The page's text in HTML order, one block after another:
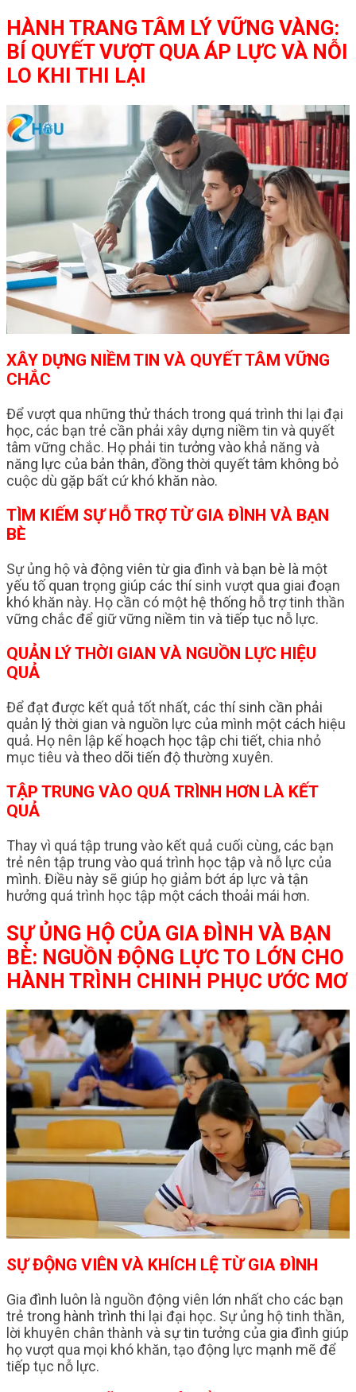
HÀNH TRANG TÂM LÝ VỮNG VÀNG:
BÍ QUYẾT VƯỢT QUA ÁP LỰC VÀ NỖI
LO KHI THI LẠI
XÂY DỰNG NIỀM TIN VÀ QUYẾT TÂM VỮNG
CHẮC
Để vượt qua những thử thách trong quá trình thi lại đại
học, các bạn trẻ cần phải xây dựng niềm tin và quyết
tâm vững chắc. Họ phải tin tưởng vào khả năng và
năng lực của bản thân, đồng thời quyết tâm không bỏ
cuộc dù gặp bất cứ khó khăn nào.
TÌM KIẾM SỰ HỖ TRỢ TỪ GIA ĐÌNH VÀ BẠN
BÈ
Sự ủng hộ và động viên từ gia đình và bạn bè là một
yếu tố quan trọng giúp các thí sinh vượt qua giai đoạn
khó khăn này. Họ cần có một hệ thống hỗ trợ tinh thần
vững chắc để giữ vững niềm tin và tiếp tục nỗ lực.
QUẢN LÝ THỜI GIAN VÀ NGUỒN LỰC HIỆU
QUẢ
Để đạt được kết quả tốt nhất, các thí sinh cần phải
quản lý thời gian và nguồn lực của mình một cách hiệu
quả. Họ nên lập kế hoạch học tập chi tiết, chia nhỏ
mục tiêu và theo dõi tiến độ thường xuyên.
TẬP TRUNG VÀO QUÁ TRÌNH HƠN LÀ KẾT
QUẢ
Thay vì quá tập trung vào kết quả cuối cùng, các bạn
trẻ nên tập trung vào quá trình học tập và nỗ lực của
mình. Điều này sẽ giúp họ giảm bớt áp lực và tận
hưởng quá trình học tập một cách thoải mái hơn.
SỰ ỦNG HỘ CỦA GIA ĐÌNH VÀ BẠN
BÈ: NGUỒN ĐỘNG LỰC TO LỚN CHO
HÀNH TRÌNH CHINH PHỤC ƯỚC MƠ
SỰ ĐỘNG VIÊN VÀ KHÍCH LỆ TỪ GIA ĐÌNH
Gia đình luôn là nguồn động viên lớn nhất cho các bạn
trẻ trong hành trình thi lại đại học. Sự ủng hộ tinh thần,
lời khuyên chân thành và sự tin tưởng của gia đình giúp
họ vượt qua mọi khó khăn, tạo động lực mạnh mẽ để
tiếp tục nỗ lực.